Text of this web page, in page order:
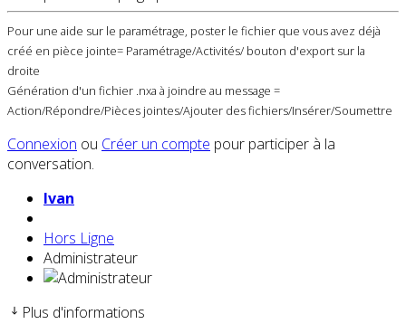
Pour une aide sur le paramétrage, poster le fichier que vous avez déjà
créé en pièce jointe= Paramétrage/Activités/ bouton d'export sur la
droite
Génération d'un fichier .nxa à joindre au message =
Action/Répondre/Pièces jointes/Ajouter des fichiers/Insérer/Soumettre
Connexion ou Créer un compte pour participer à la
conversation.
Ivan
Hors Ligne
Administrateur
Plus d'informations